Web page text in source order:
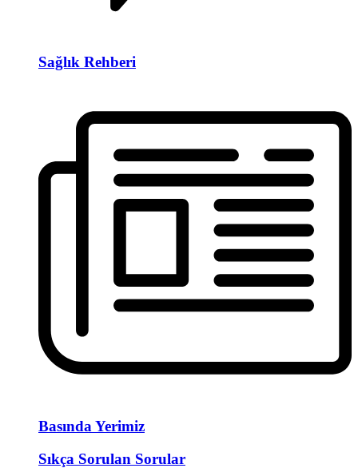
Sağlık Rehberi
Basında Yerimiz
Sıkça Sorulan Sorular